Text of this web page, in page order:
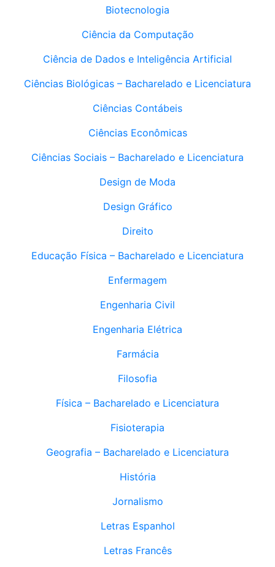
Biotecnologia
Ciência da Computação
Ciência de Dados e Inteligência Artificial
Ciências Biológicas – Bacharelado e Licenciatura
Ciências Contábeis
Ciências Econômicas
Ciências Sociais – Bacharelado e Licenciatura
Design de Moda
Design Gráfico
Direito
Educação Física – Bacharelado e Licenciatura
Enfermagem
Engenharia Civil
Engenharia Elétrica
Farmácia
Filosofia
Física – Bacharelado e Licenciatura
Fisioterapia
Geografia – Bacharelado e Licenciatura
História
Jornalismo
Letras Espanhol
Letras Francês